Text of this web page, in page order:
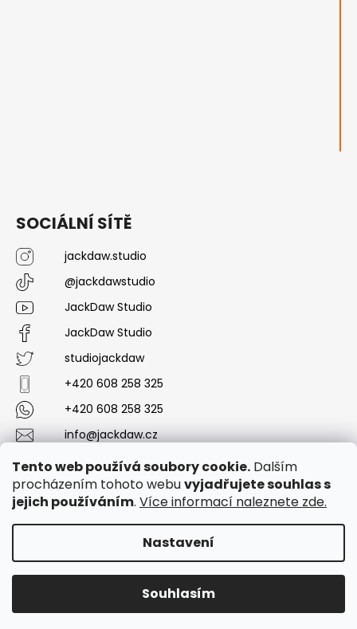
Tento web používá soubory cookie. Dalším
procházením tohoto webuvyjadřujete souhlas s
jejich používáním. Více informací naleznete zde.
Nastavení
Souhlasím
SOCIÁLNÍ SÍTĚ
jackdaw.studio
@jackdawstudio
JackDaw Studio
JackDaw Studio
studiojackdaw
+420 608 258 325
+420 608 258 325
info@jackdaw.cz
Messenger
Copyright 2026JackDaw Studio. Všechna práva
Upravit nastavení cookies